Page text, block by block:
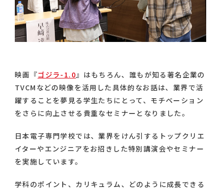
映画『ゴジラ-1.0 』はもちろん、誰もが知る著名企業の
TVCMなどの映像を活用した具体的なお話は、業界で活
躍することを夢見る学生たちにとって、モチベーション
をさらに向上させる貴重なセミナーとなりました。
日本電子専門学校では、業界をけん引するトップクリエ
イターやエンジニアをお招きした特別講演会やセミナー
を実施しています。
学科のポイント、カリキュラム、どのように成長できる